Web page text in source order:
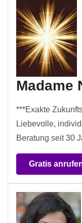
Madame
***Exakte
Liebevolle,
Beratung seit 30
Gratis